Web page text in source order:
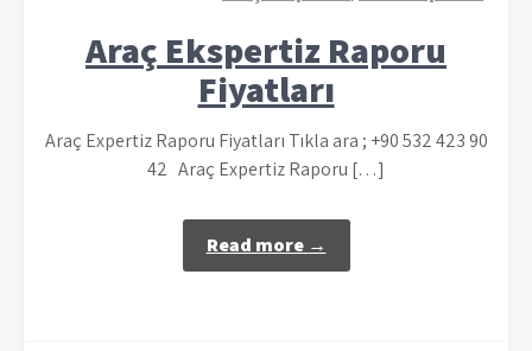
Araç Ekspertiz Raporu
Fiyatları
Araç Expertiz Raporu Fiyatları Tıkla ara ; +90 532 423 90
42 Araç Expertiz Raporu […]
Read more →